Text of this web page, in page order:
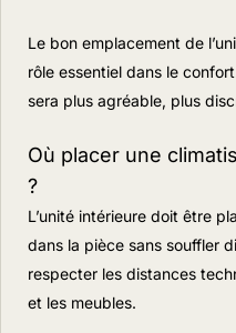
Le bon emplacement de
rôle essentiel dans le
sera plus agréable, plus
Où placer une
?
L’unité intérieure doit être
dans la pièce sans souffler
respecter les distances
et les meubles.